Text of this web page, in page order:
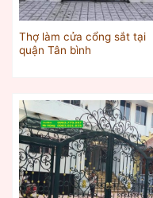
Thợ làm cửa cổng sắt tại
quận Tân bình